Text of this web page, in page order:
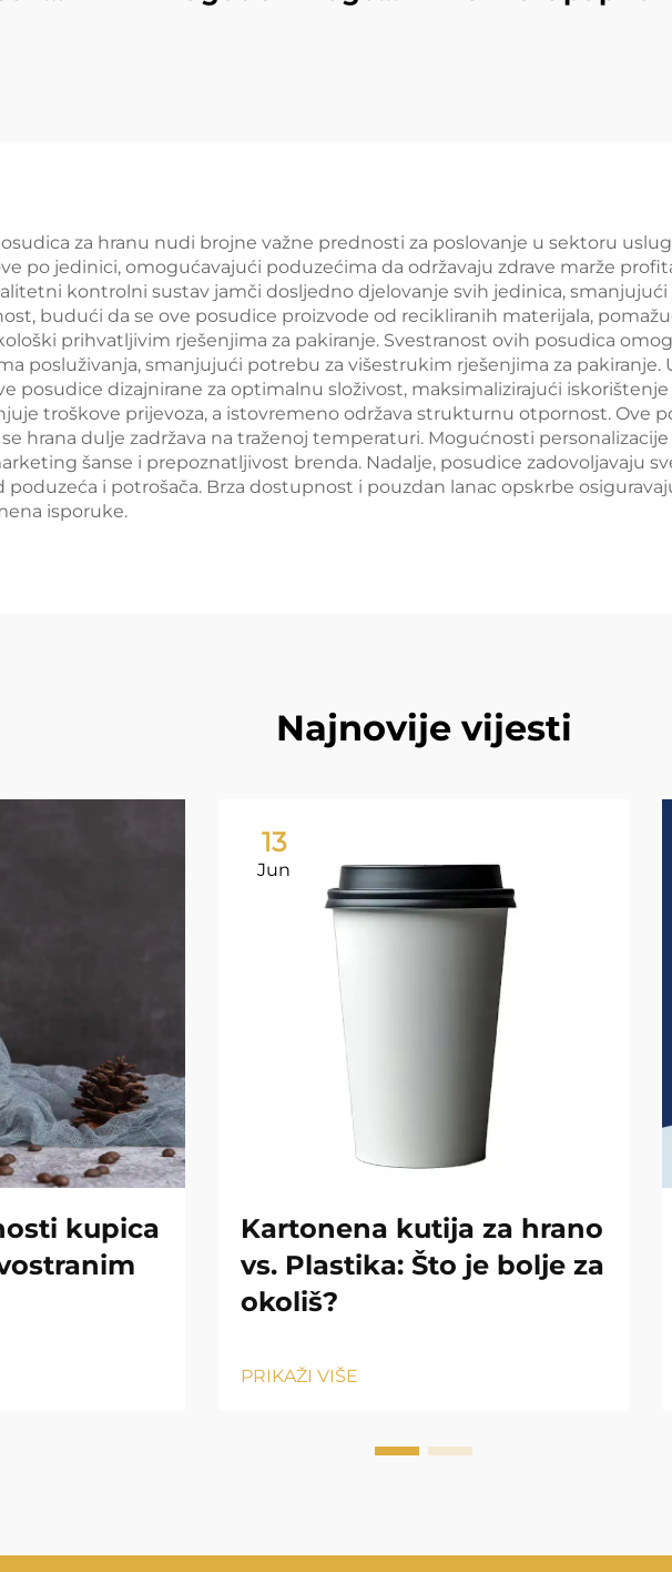
za hranu nudi brojne važne prednosti za poslovanje u sektoru
po jedinici, omogućavajući poduzećima da održavaju zdrave marže
kontrolni sustav jamči dosljedno djelovanje svih jedinica,
budući da se ove posudice proizvode od recikliranih materijala,
prihvatljivim rješenjima za pakiranje. Svestranost ovih posudica
posluživanja, smanjujući potrebu za višestrukim rješenjima za
posudice dizajnirane za optimalnu složivost, maksimalizirajući
troškove prijevoza, a istovremeno održava strukturnu otpornost. Ove
hrana dulje zadržava na traženoj temperaturi. Mogućnosti
šanse i prepoznatljivost brenda. Nadalje, posudice zadovoljavaju
poduzeća i potrošača. Brza dostupnost i pouzdan lanac opskrbe
isporuke.
Najnovije vijesti
kupica
13
Jun
Kartonena kutija za hrano
vs. Plastika: Što je bolje za
okoliš?
PRIKAŽI VIŠE